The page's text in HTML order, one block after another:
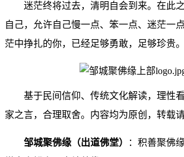
迷茫终将过去，清明自会到来。在此
自己，允许自己慢一点、笨一点、迷茫一
茫中挣扎的你，已经足够勇敢，足够珍贵。
基于民间信仰、传统文化解读，理性
家之言，合理取舍。内容均为原创，转载请
邹城聚佛缘（出道佛堂）
：积善聚佛